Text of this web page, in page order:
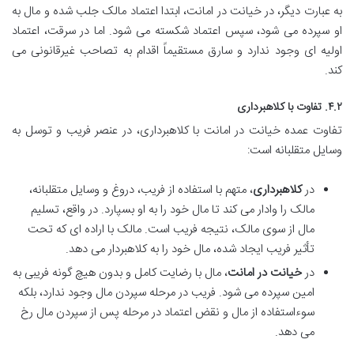
به عبارت دیگر، در خیانت در امانت، ابتدا اعتماد مالک جلب شده و مال به
او سپرده می شود، سپس اعتماد شکسته می شود. اما در سرقت، اعتماد
اولیه ای وجود ندارد و سارق مستقیماً اقدام به تصاحب غیرقانونی می
کند.
۴.۲. تفاوت با کلاهبرداری
تفاوت عمده خیانت در امانت با کلاهبرداری، در عنصر فریب و توسل به
وسایل متقلبانه است:
درکلاهبرداری، متهم با استفاده از فریب، دروغ و وسایل متقلبانه،
مالک را وادار می کند تا مال خود را به او بسپارد. در واقع، تسلیم
مال از سوی مالک، نتیجه فریب است. مالک با اراده ای که تحت
تأثیر فریب ایجاد شده، مال خود را به کلاهبردار می دهد.
درخیانت در امانت، مال با رضایت کامل و بدون هیچ گونه فریبی به
امین سپرده می شود. فریب در مرحله سپردن مال وجود ندارد، بلکه
سوءاستفاده از مال و نقض اعتماد در مرحله پس از سپردن مال رخ
می دهد.